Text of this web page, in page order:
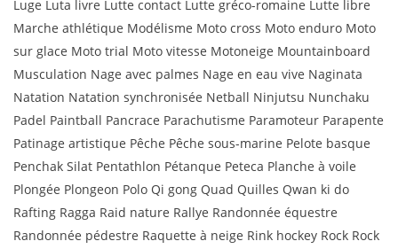
Luge Luta livre Lutte contact Lutte gréco-romaine Lutte libre
Marche athlétique Modélisme Moto cross Moto enduro Moto
sur glace Moto trial Moto vitesse Motoneige Mountainboard
Musculation Nage avec palmes Nage en eau vive Naginata
Natation Natation synchronisée Netball Ninjutsu Nunchaku
Padel Paintball Pancrace Parachutisme Paramoteur Parapente
Patinage artistique Pêche Pêche sous-marine Pelote basque
Penchak Silat Pentathlon Pétanque Peteca Planche à voile
Plongée Plongeon Polo Qi gong Quad Quilles Qwan ki do
Rafting Ragga Raid nature Rallye Randonnée équestre
Randonnée pédestre Raquette à neige Rink hockey Rock Rock